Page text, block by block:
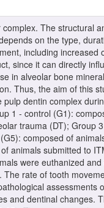
The structural
on the type,
including increased
since it can directly
in alveolar bone
Thus, the aim of this
dentin complex
1 - control (G1):
trauma (DT); Group
composed of
animals submitted to
were euthanized
rate of tooth
assessments
and dentinal changes.